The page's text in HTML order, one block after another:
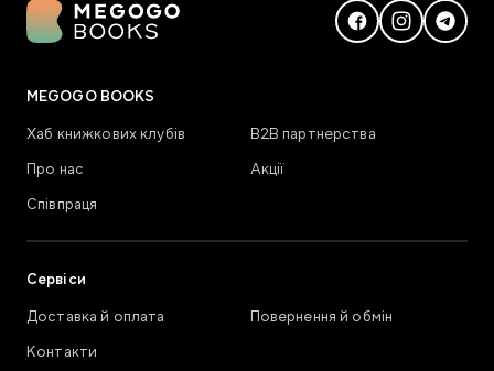
MEGOGO BOOKS
Хаб книжкових клубів
В2В партнерства
Про нас
Акції
Співпраця
Сервіси
Доставка й оплата
Повернення й обмін
Контакти